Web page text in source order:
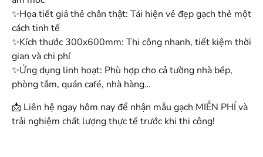
✨Họa tiết giả thẻ chân thật: Tái hiện vẻ đẹp gạch thẻ một
cách tinh tế
✨Kích thước 300x600mm: Thi công nhanh, tiết kiệm thời
gian và chi phí
✨Ứng dụng linh hoạt: Phù hợp cho cả tường nhà bếp,
phòng tắm, quán café, nhà hàng…
📩 Liên hệ ngay hôm nay để nhận mẫu gạch MIỄN PHÍ và
trải nghiệm chất lượng thực tế trước khi thi công!